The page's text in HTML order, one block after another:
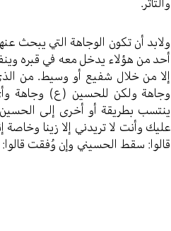
ولابد أن تكون الوجاهة التي يبحث
أحد من هؤلاء يدخل معه في قبره
إلا من خلال شفيع أو وسيط. من
وجاهة ولكن للحسين (ع) وجاهة
ينتسب بطريقة أو أخرى إلى
عليك وأنت لا تريدني إلا زينا
قالوا: سقط الحسيني وإن وُفقت